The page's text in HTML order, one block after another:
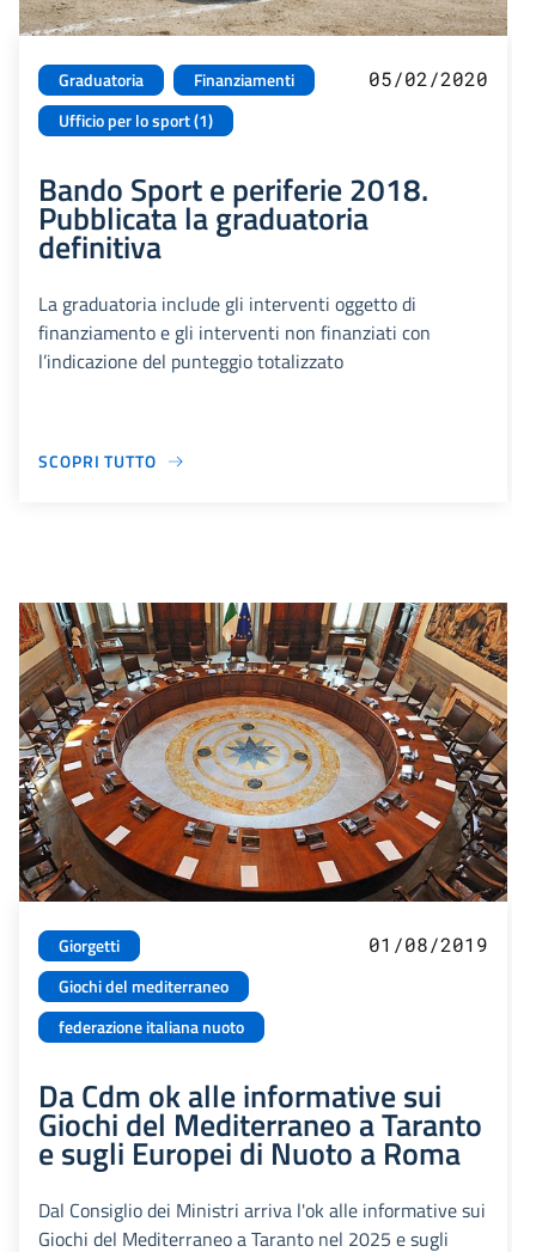
Graduatoria
Finanziamenti
Ufficio per lo sport (1)
05/02/2020
Bando Sport e periferie 2018.
Pubblicata la graduatoria
definitiva
La graduatoria include gli interventi oggetto di
finanziamento e gli interventi non finanziati con
l’indicazione del punteggio totalizzato
SCOPRI TUTTO
Giorgetti
Giochi del mediterraneo
federazione italiana nuoto
01/08/2019
Da Cdm ok alle informative sui
Giochi del Mediterraneo a Taranto
e sugli Europei di Nuoto a Roma
Dal Consiglio dei Ministri arriva l'ok alle informative sui
Giochi del Mediterraneo a Taranto nel 2025 e sugli